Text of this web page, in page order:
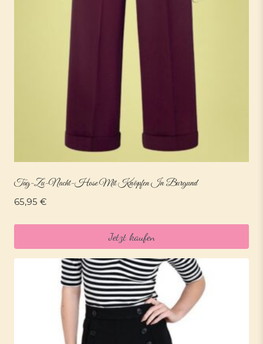
Tag-Zu-Nacht-Hose Mit Knöpfen In Burgund
65,95 €
Jetzt kaufen